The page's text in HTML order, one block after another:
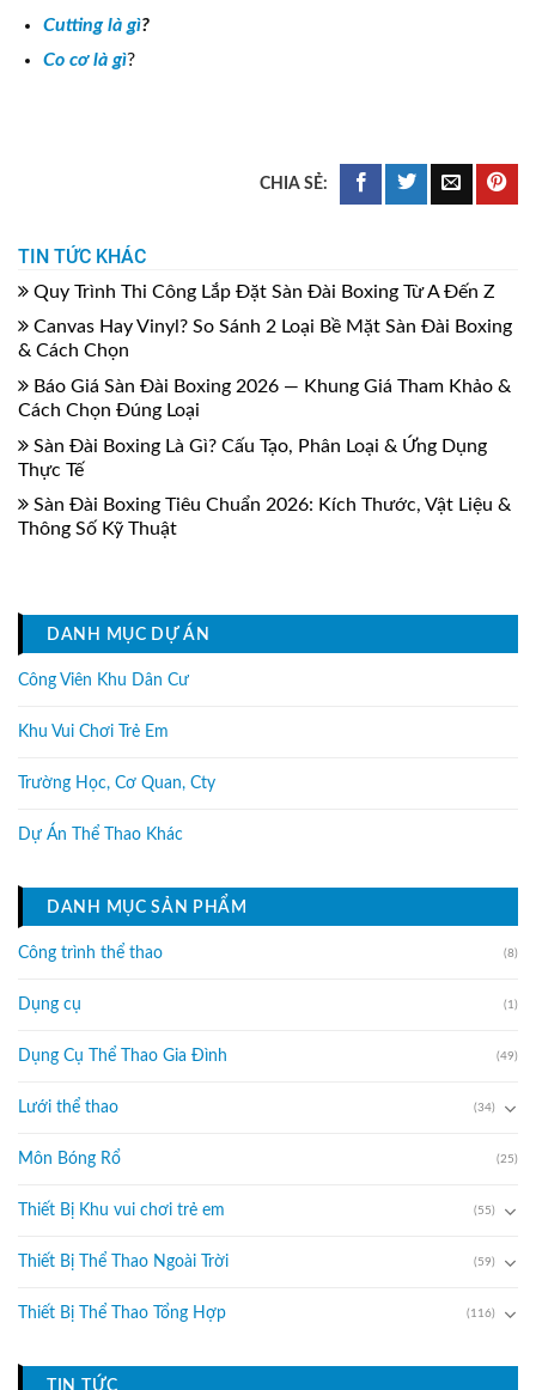
Cutting là gì?
Co cơ là gì?
TIN TỨC KHÁC
Quy Trình Thi Công Lắp Đặt Sàn Đài Boxing Từ A Đến Z
Canvas Hay Vinyl? So Sánh 2 Loại Bề Mặt Sàn Đài Boxing
& Cách Chọn
Báo Giá Sàn Đài Boxing 2026 — Khung Giá Tham Khảo &
Cách Chọn Đúng Loại
Sàn Đài Boxing Là Gì? Cấu Tạo, Phân Loại & Ứng Dụng
Thực Tế
Sàn Đài Boxing Tiêu Chuẩn 2026: Kích Thước, Vật Liệu &
Thông Số Kỹ Thuật
DANH MỤC DỰ ÁN
Công Viên Khu Dân Cư
Khu Vui Chơi Trẻ Em
Trường Học, Cơ Quan, Cty
Dự Án Thể Thao Khác
DANH MỤC SẢN PHẨM
Công trình thể thao (8)
Dụng cụ (1)
Dụng Cụ Thể Thao Gia Đình (49)
Lưới thể thao (34)
Môn Bóng Rổ (25)
Thiết Bị Khu vui chơi trẻ em (55)
Thiết Bị Thể Thao Ngoài Trời (59)
Thiết Bị Thể Thao Tổng Hợp (116)
TIN TỨC